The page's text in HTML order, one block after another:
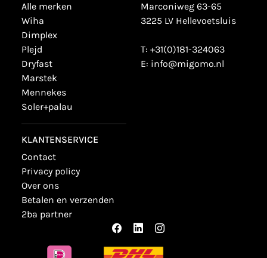
alle merken
wiha
dimplex
plejd
dryfast
marstek
mennekes
soler+palau
KLANTENSERVICE
contact
privacy policy
over ons
betalen en verzenden
2ba partner
Marconiweg 63-65
3225 LV Hellevoetsluis
T: +31(0)181-324063
E: info@migomo.nl